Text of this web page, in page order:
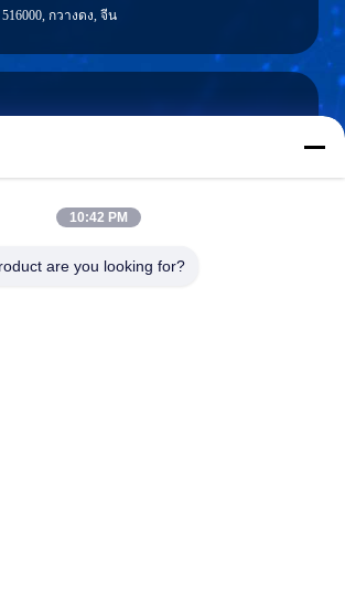
516000, กวางดง, จีน
10:42 PM
are you looking for?